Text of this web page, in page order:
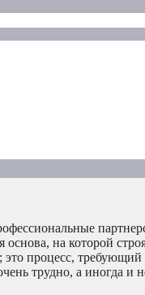
на которой
это процесс,
трудно, а иногда и